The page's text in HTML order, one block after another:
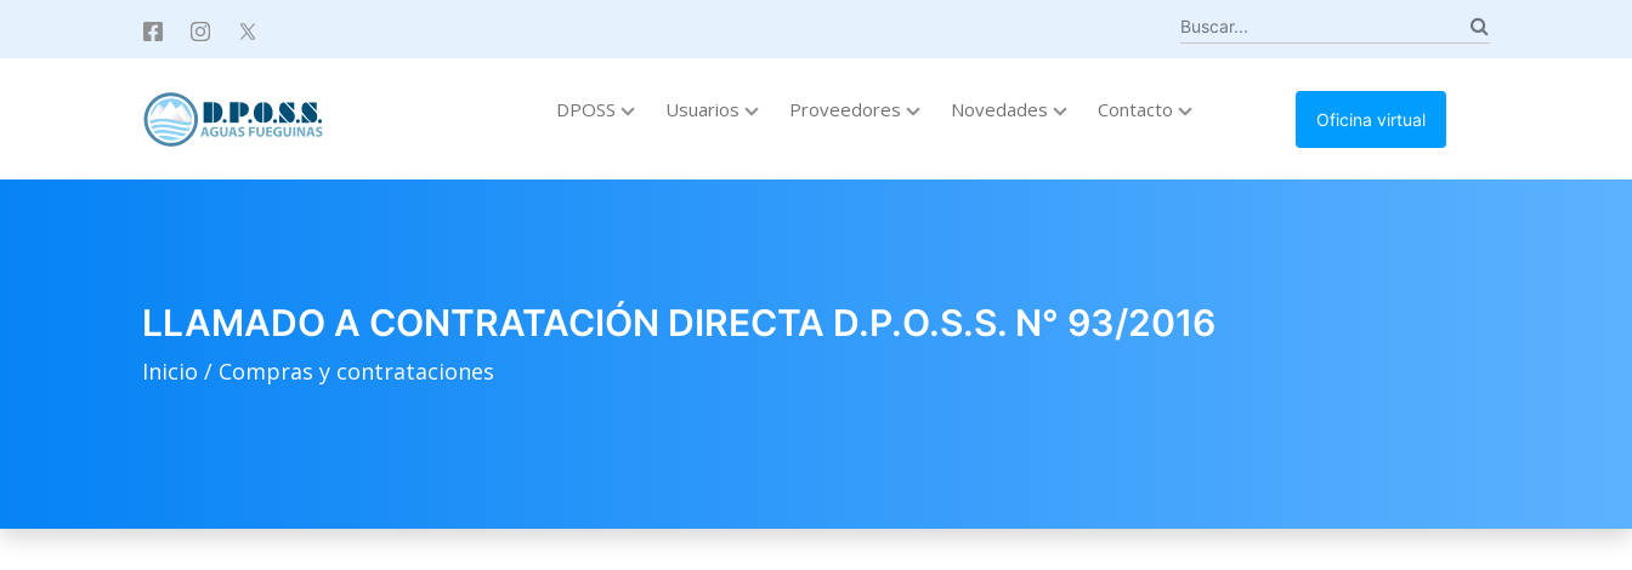
DPOSS Usuarios Proveedores Novedades Contacto Oficina virtual
LLAMADO A CONTRATACIÓN DIRECTA D.P.O.S.S. N° 93/2016
Inicio / Compras y contrataciones